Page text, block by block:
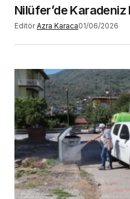
Nilüfer’de Karadeniz
Editör Azra Karaca01/06/2026